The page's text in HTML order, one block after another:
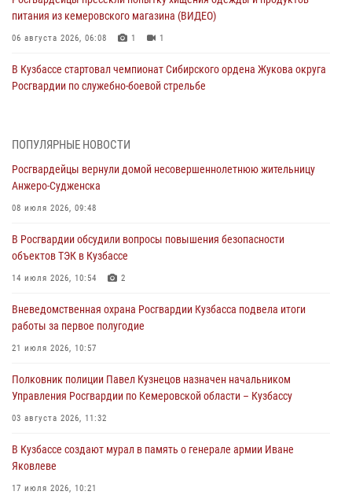
питания из кемеровского магазина (ВИДЕО)
06 августа 2026, 06:08 1 1
В Кузбассе стартовал чемпионат Сибирского ордена Жукова округа
Росгвардии по служебно-боевой стрельбе
Росгвардейцы задержали в Кемерове дебошира, устроившего
05 августа 2026, 09:30
Росгвардейцы задержали участника драки, причинившего побои
05 августа 2026, 08:50
Росгвардейцы пресекли нарушение общественного порядка на
05 августа 2026, 08:10
Росгвардейцы в Юрге пресекли попытку проникновения на
05 августа 2026, 07:45
ПОПУЛЯРНЫЕ НОВОСТИ
Росгвардейцы вернули домой несовершеннолетнюю жительницу
Анжеро-Судженска
08 июля 2026, 09:48
В Росгвардии обсудили вопросы повышения безопасности
объектов ТЭК в Кузбассе
14 июля 2026, 10:54 2
Вневедомственная охрана Росгвардии Кузбасса подвела итоги
работы за первое полугодие
21 июля 2026, 10:57
Полковник полиции Павел Кузнецов назначен начальником
Управления Росгвардии по Кемеровской области – Кузбассу
03 августа 2026, 11:32
В Кузбассе создают мурал в память о генерале армии Иване
Яковлеве
17 июля 2026, 10:21